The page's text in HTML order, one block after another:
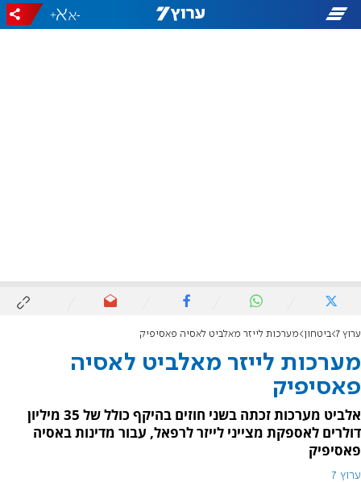
-
+
ערוץ 7 ביטחון מערכות לייזר מאלביט לאסיה פאסיפיק
מערכות לייזר מאלביט לאסיה
פאסיפיק
אלביט מערכות זכתה בשני חוזים בהיקף כולל של 35 מיליון
דולרים לאספקת מצייני לייזר לרפאל, עבור מדינות באסיה
פאסיפיק
ערוץ 7